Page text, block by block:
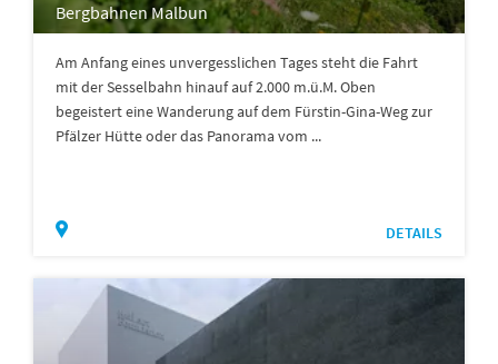
Bergbahnen Malbun
Am Anfang eines unvergesslichen Tages steht die Fahrt
mit der Sesselbahn hinauf auf 2.000 m.ü.M. Oben
begeistert eine Wanderung auf dem Fürstin-Gina-Weg zur
Pfälzer Hütte oder das Panorama vom ...
DETAILS